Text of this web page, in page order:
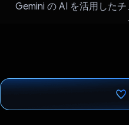
Gemini の AI を活用した